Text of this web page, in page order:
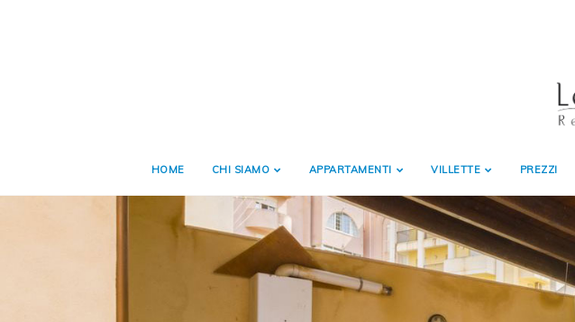
HOME CHI SIAMO APPARTAMENTI VILLETTE PREZZI